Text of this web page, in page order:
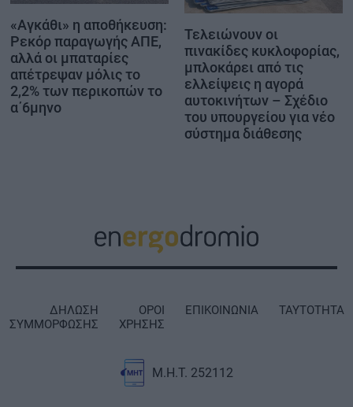
«Αγκάθι» η αποθήκευση:
Ρεκόρ παραγωγής ΑΠΕ,
αλλά οι μπαταρίες
απέτρεψαν μόλις το
2,2% των περικοπών το
α΄6μηνο
Τελειώνουν οι
πινακίδες κυκλοφορίας,
μπλοκάρει από τις
ελλείψεις η αγορά
αυτοκινήτων – Σχέδιο
του υπουργείου για νέο
σύστημα διάθεσης
Μ.Η.Τ. 252112
ΔΗΛΩΣΗ
ΣΥΜΜΟΡΦΩΣΗΣ
ΟΡΟΙ
ΧΡΗΣΗΣ
ΕΠΙΚΟΙΝΩΝΙΑ ΤΑΥΤΟΤΗΤΑ